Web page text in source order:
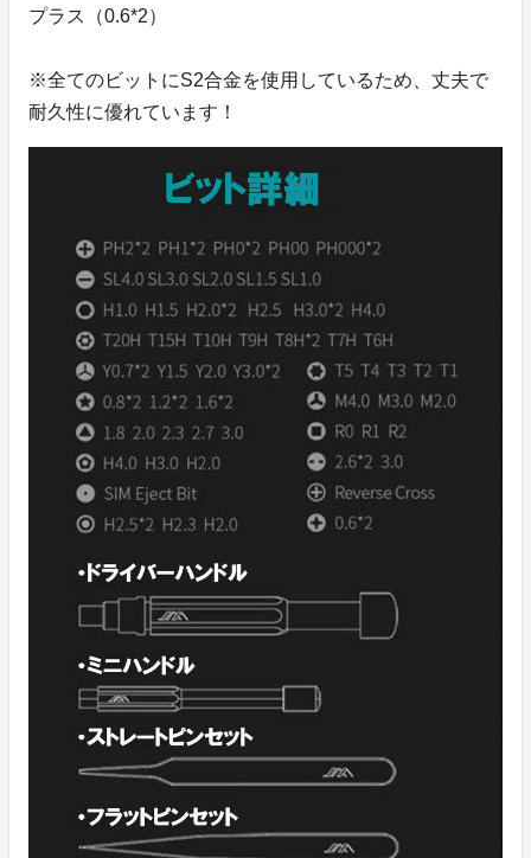
プラス（0.6*2）
※全てのビットにS2合金を使用しているため、丈夫で
耐久性に優れています！